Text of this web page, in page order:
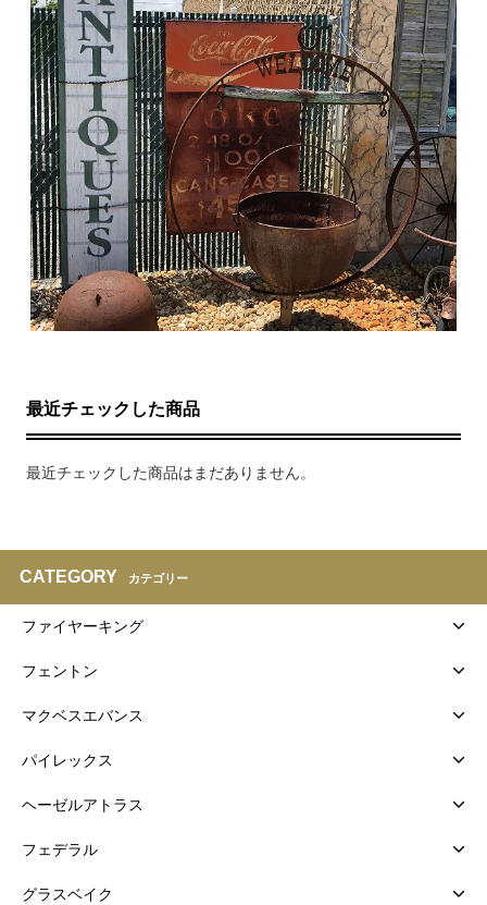
最近チェックした商品
最近チェックした商品はまだありません。
CATEGORY カテゴリー
ファイヤーキング
フェントン
マクベスエバンス
パイレックス
ヘーゼルアトラス
フェデラル
グラスベイク